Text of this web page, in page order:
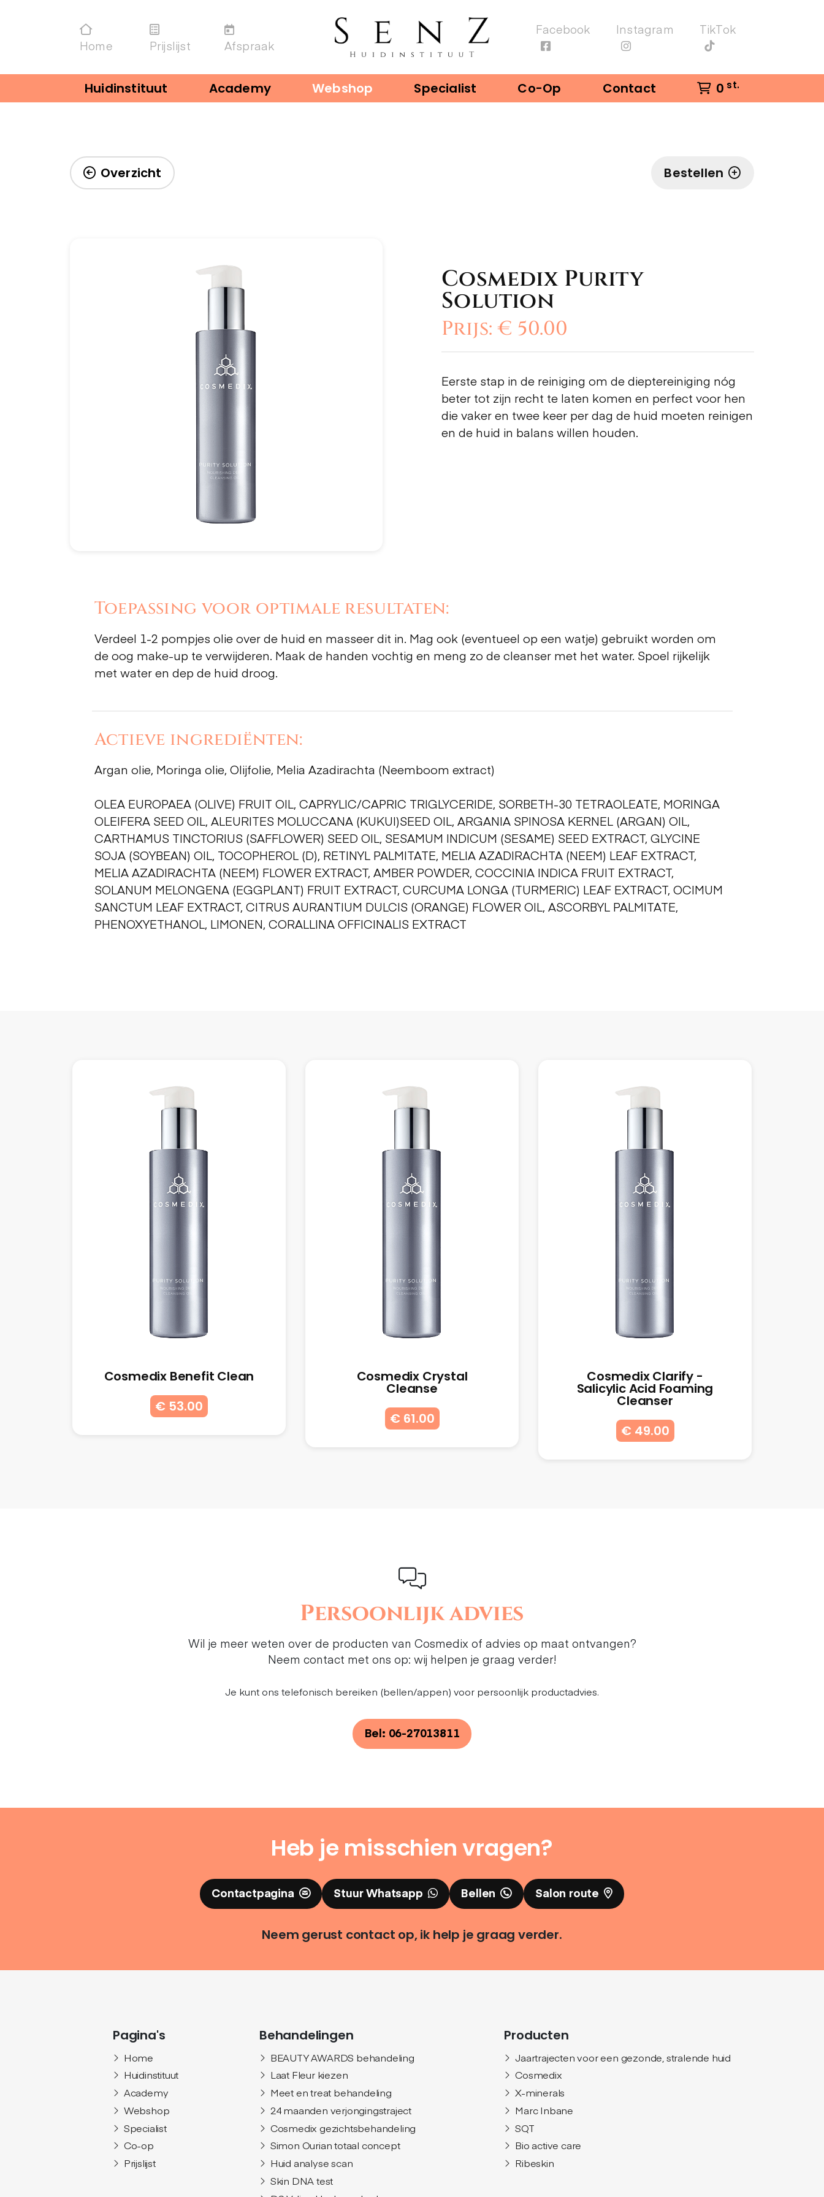
Home Prijslijst Afspraak
Facebook Instagram TikTok
Huidinstituut Academy Webshop Specialist Co-Op Contact 0 st.
Overzicht Bestellen
Cosmedix Purity
Solution
Prijs: € 50.00
Eerste stap in de reiniging om de dieptereiniging nóg
beter tot zijn recht te laten komen en perfect voor hen
die vaker en twee keer per dag de huid moeten reinigen
en de huid in balans willen houden.
Toepassing voor optimale resultaten:
Verdeel 1-2 pompjes olie over de huid en masseer dit in. Mag ook (eventueel op een watje) gebruikt worden om
de oog make-up te verwijderen. Maak de handen vochtig en meng zo de cleanser met het water. Spoel rijkelijk
met water en dep de huid droog.
Actieve ingrediënten:
Argan olie, Moringa olie, Olijfolie, Melia Azadirachta (Neemboom extract)
OLEA EUROPAEA (OLIVE) FRUIT OIL, CAPRYLIC/CAPRIC TRIGLYCERIDE, SORBETH-30 TETRAOLEATE, MORINGA
OLEIFERA SEED OIL, ALEURITES MOLUCCANA (KUKUI)SEED OIL, ARGANIA SPINOSA KERNEL (ARGAN) OIL,
CARTHAMUS TINCTORIUS (SAFFLOWER) SEED OIL, SESAMUM INDICUM (SESAME) SEED EXTRACT, GLYCINE
SOJA (SOYBEAN) OIL, TOCOPHEROL (D), RETINYL PALMITATE, MELIA AZADIRACHTA (NEEM) LEAF EXTRACT,
MELIA AZADIRACHTA (NEEM) FLOWER EXTRACT, AMBER POWDER, COCCINIA INDICA FRUIT EXTRACT,
SOLANUM MELONGENA (EGGPLANT) FRUIT EXTRACT, CURCUMA LONGA (TURMERIC) LEAF EXTRACT, OCIMUM
SANCTUM LEAF EXTRACT, CITRUS AURANTIUM DULCIS (ORANGE) FLOWER OIL, ASCORBYL PALMITATE,
PHENOXYETHANOL, LIMONEN, CORALLINA OFFICINALIS EXTRACT
Cosmedix Benefit Clean
€ 53.00
Cosmedix Crystal
Cleanse
€ 61.00
Cosmedix Clarify -
Salicylic Acid Foaming
Cleanser
€ 49.00
Persoonlijk advies
Wil je meer weten over de producten van Cosmedix of advies op maat ontvangen?
Neem contact met ons op: wij helpen je graag verder!
Je kunt ons telefonisch bereiken (bellen/appen) voor persoonlijk productadvies.
Bel: 06-27013811
Heb je misschien vragen?
Contactpagina Stuur Whatsapp Bellen Salon route
Neem gerust contact op, ik help je graag verder.
Pagina's
Home
Huidinstituut
Academy
Webshop
Specialist
Co-op
Prijslijst
Behandelingen
BEAUTY AWARDS behandeling
Laat Fleur kiezen
Meet en treat behandeling
24 maanden verjongingstraject
Cosmedix gezichtsbehandeling
Simon Ourian totaal concept
Huid analyse scan
Skin DNA test
Producten
Jaartrajecten voor een gezonde, stralende huid
Cosmedix
X-minerals
Marc Inbane
SQT
Bio active care
Ribeskin